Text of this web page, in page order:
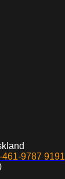
461-9787 9191